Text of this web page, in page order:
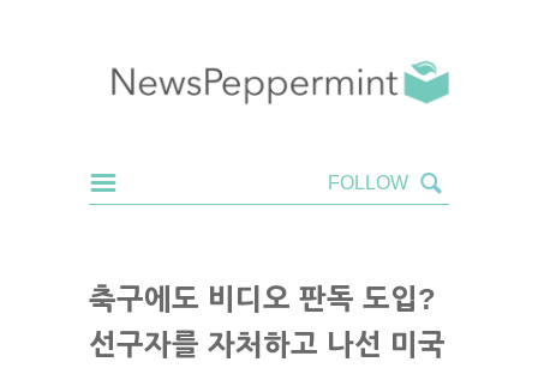
축구에도 비디오 판독 도입?
선구자를 자처하고 나선 미국